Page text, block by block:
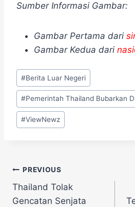
Sumber Informasi Gambar:
Gambar Pertama dari
Gambar Kedua dari
Post
Tags:
#Berita Luar Negeri
#Pemerintah Thailand Bubarkan
#ViewNewz
Navigasi
pos
PREVIOUS
Thailand Tolak
Gencatan Senjata